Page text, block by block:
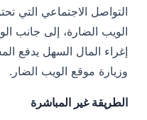
الويب الضارة، إلى جانب
إغراء المال السهل يدفع
وزيارة موقع الويب الضار.
الطريقة غير المباشرة